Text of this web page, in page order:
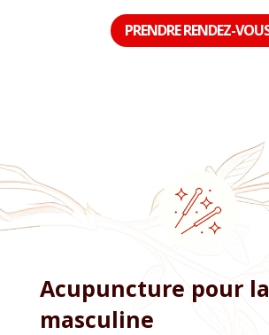
PRENDRE RENDEZ-
Acupuncture pour
masculine